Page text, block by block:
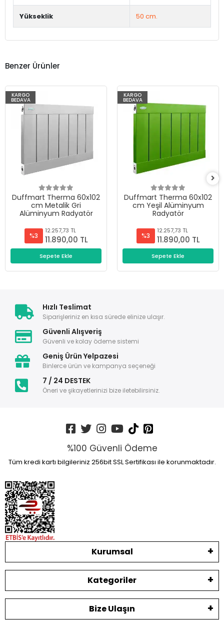
Yükseklik 50 cm.
Benzer Ürünler
KARGO
BEDAVA
Duffmart Therma 60x102
cm Metalik Gri
Alüminyum Radyatör
%3
12.257,73 TL
11.890,00 TL
Sepete Ekle
KARGO
BEDAVA
Duffmart Therma 60x102
cm Yeşil Alüminyum
Radyatör
%3
12.257,73 TL
11.890,00 TL
Sepete Ekle
Hızlı Teslimat
Siparişleriniz en kısa sürede elinize ulaşır.
Güvenli Alışveriş
Güvenli ve kolay ödeme sistemi
Geniş Ürün Yelpazesi
Binlerce ürün ve kampanya seçeneği
7 / 24 DESTEK
Öneri ve şikayetlerinizi bize iletebilirsiniz.
%100 Güvenli Ödeme
Tüm kredi kartı bilgileriniz 256bit SSL Sertifikası ile korunmaktadır.
Kurumsal
Kategoriler
Bize Ulaşın